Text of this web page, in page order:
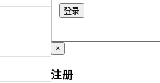
登录
×
注册